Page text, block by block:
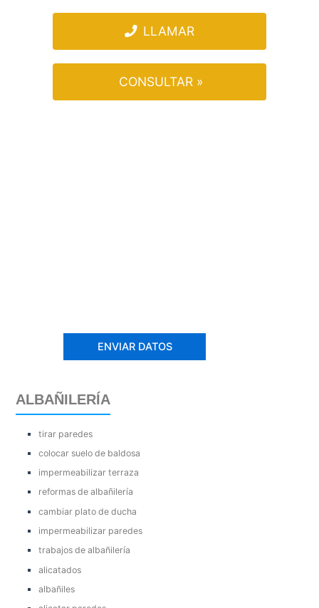
LLAMAR
CONSULTAR »
ALBAÑILERÍA
tirar paredes
colocar suelo de baldosa
impermeabilizar terraza
reformas de albañilería
cambiar plato de ducha
impermeabilizar paredes
trabajos de albañilería
alicatados
albañiles